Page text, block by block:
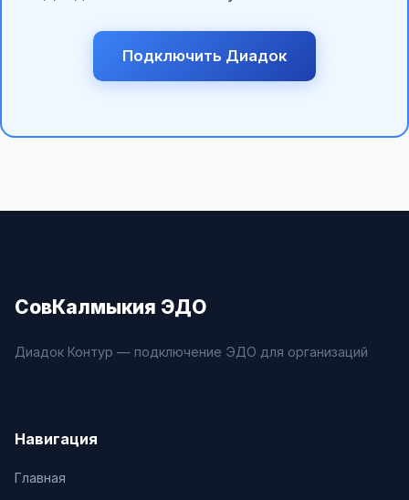
Подключить Диадок
СовКалмыкия ЭДО
Диадок Контур — подключение ЭДО для организаций
Навигация
Главная